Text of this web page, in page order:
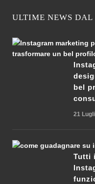
ULTIME NEWS DAL
bel
21
Tutti